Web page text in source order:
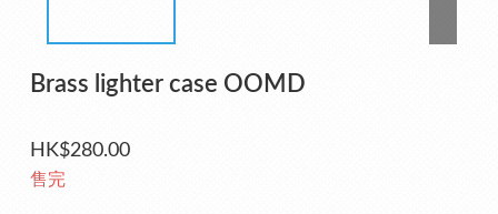
Brass lighter case OOMD
HK$280.00
售完